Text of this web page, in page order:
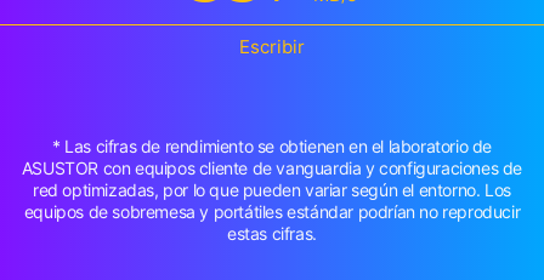
Escribir
* Las cifras de rendimiento se obtienen en el laboratorio de
ASUSTOR con equipos cliente de vanguardia y configuraciones de
red optimizadas, por lo que pueden variar según el entorno. Los
equipos de sobremesa y portátiles estándar podrían no reproducir
estas cifras.